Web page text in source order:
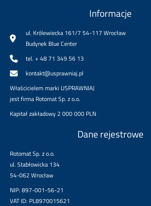
Informacje
ul. Królewiecka 161/7 54-117 Wrocław
Budynek Blue Center
tel. + 48 71 349 56 13
kontakt@usprawniaj.pl
Właścicielem marki USPRAWNIAJ
jest firma Rotomat Sp. z o.o.
Kapitał zakładowy 2 000 000 PLN
Dane rejestrowe
Rotomat Sp. z o.o.
ul. Stabłowicka 134
54-062 Wrocław
NIP: 897-001-56-21
VAT ID: PL8970015621